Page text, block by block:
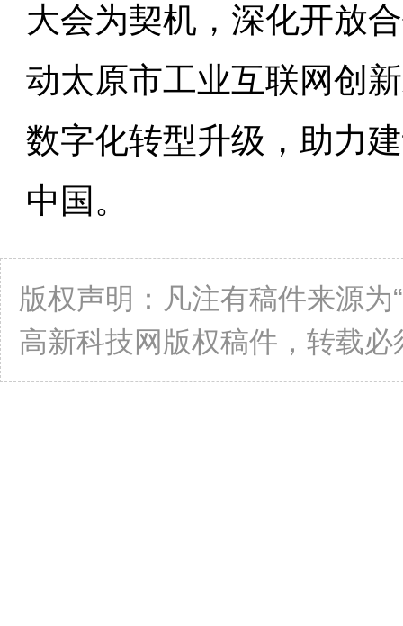
大会为契机，深化开放
动太原市工业互联网创
数字化转型升级，助力
中国。
版权声明：凡注有稿件来源
高新科技网版权稿件，转载必